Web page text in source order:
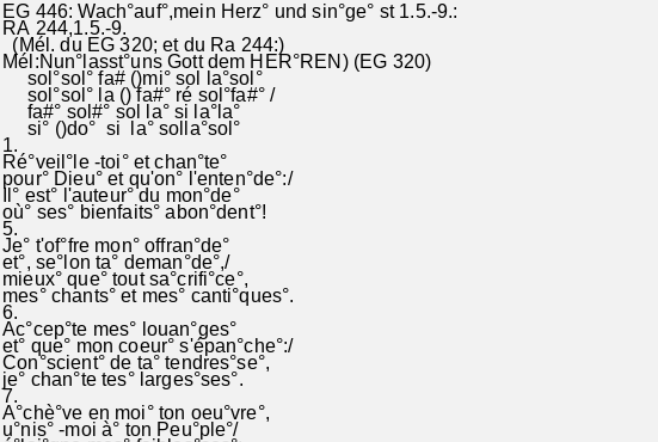
EG 446: Wach°auf°,mein Herz° und sin°ge° st 1.5.-9.:
RA 244,1.5.-9.
(Mél. du EG 320; et du Ra 244:)
Mél:Nun°lasst°uns Gott dem HER°REN) (EG 320)
sol°sol° fa# ()mi° sol la°sol°
sol°sol° la () fa#° ré sol°fa#° /
fa#° sol#° sol la° si la°la°
si° ()do° si la° solla°sol°
1.
Ré°veil°le -toi° et chan°te°
pour° Dieu° et qu'on° l'enten°de°:/
Il° est° l'auteur° du mon°de°
où° ses° bienfaits° abon°dent°!
5.
Je° t'of°fre mon° offran°de°
et°, se°lon ta° deman°de°,/
mieux° que° tout sa°crifi°ce°,
mes° chants° et mes° canti°ques°.
6.
Ac°cep°te mes° louan°ges°
et° que° mon coeur° s'épan°che°:/
Con°scient° de ta° tendres°se°,
je° chan°te tes° larges°ses°.
7.
A°chè°ve en moi° ton oeu°vre°,
u°nis° -moi à° ton Peu°ple°/